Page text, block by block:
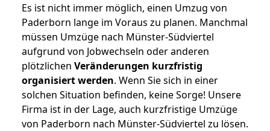
Es ist nicht immer möglich, einen Umzug von
Paderborn lange im Voraus zu planen. Manchmal
müssen Umzüge nach Münster-Südviertel
aufgrund von Jobwechseln oder anderen
plötzlichen Veränderungen kurzfristig
organisiert werden. Wenn Sie sich in einer
solchen Situation befinden, keine Sorge! Unsere
Firma ist in der Lage, auch kurzfristige Umzüge
von Paderborn nach Münster-Südviertel zu lösen.